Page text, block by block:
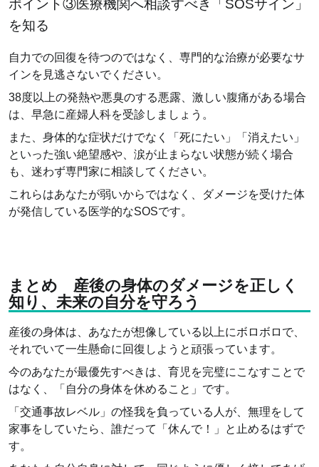
ポイント③医療機関へ相談すべき「SOSサイン」
を知る
自力での回復を待つのではなく、専門的な治療が必要なサ
インを見逃さないでください。
38度以上の発熱や悪臭のする悪露、激しい腹痛がある場合
は、早急に産婦人科を受診しましょう。
また、身体的な症状だけでなく「死にたい」「消えたい」
といった強い絶望感や、涙が止まらない状態が続く場合
も、迷わず専門家に相談してください。
これらはあなたが弱いからではなく、ダメージを受けた体
が発信している医学的なSOSです。
まとめ 産後の身体のダメージを正しく
知り、未来の自分を守ろう
産後の身体は、あなたが想像している以上にボロボロで、
それでいて一生懸命に回復しようと頑張っています。
今のあなたが最優先すべきは、育児を完璧にこなすことで
はなく、「自分の身体を休めること」です。
「交通事故レベル」の怪我を負っている人が、無理をして
家事をしていたら、誰だって「休んで！」と止めるはずで
す。